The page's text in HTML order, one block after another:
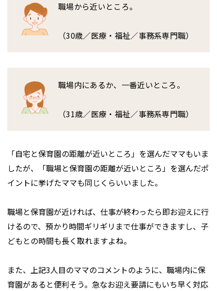
職場から近いところ。
（30歳／医療・福祉／事務系専門職）
職場内にあるか、一番近いところ。
（31歳／医療・福祉／事務系専門職）
「自宅と保育園の距離が近いところ」を選んだママもいま
したが、「職場と保育園の距離が近いところ」を選んだポ
イントに挙げたママも同じくらいいました。
職場と保育園が近ければ、仕事が終わったら即お迎えに行
けるので、預かり時間ギリギリまで仕事ができますし、子
どもとの時間も長く取れますよね。
また、上記3人目のママのコメントのように、職場内に保
育園があると便利そう。急なお迎え要請にもいち早く対応